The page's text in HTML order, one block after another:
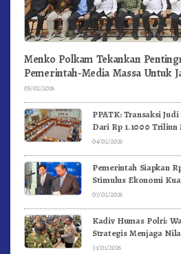
Menko Polkam Tekankan
Pemerintah-Media Massa Untuk
05/02/2026
PPATK: Transaksi
Dari Rp 1.1000
04/02/2026
Pemerintah Siapkan
Stimulus Ekonomi
03/02/2026
Kadiv Humas Polri:
Strategis Menjaga
dan NKRI
31/01/2026